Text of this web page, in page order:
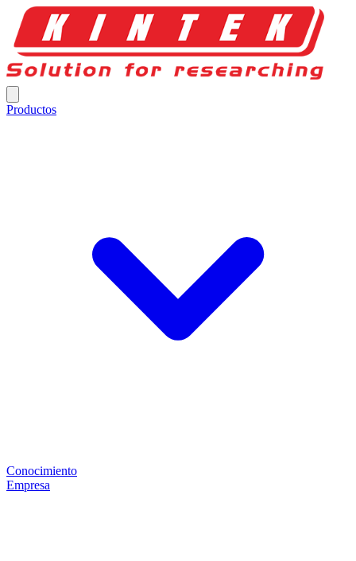
Productos
Conocimiento
Empresa